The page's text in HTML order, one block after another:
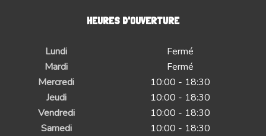
HEURES D'OUVERTURE
Lundi
Fermé
Mardi
Fermé
Mercredi
10:00 - 18:30
Jeudi
10:00 - 18:30
Vendredi
10:00 - 18:30
Samedi
10:00 - 18:30